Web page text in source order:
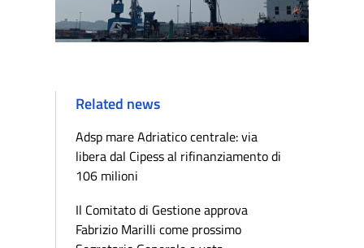
Related news
Adsp mare Adriatico centrale: via
libera dal Cipess al rifinanziamento di
106 milioni
Il Comitato di Gestione approva
Fabrizio Marilli come prossimo